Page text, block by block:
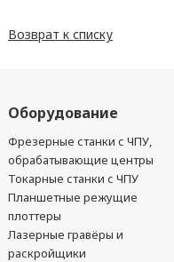
Возврат к списку
Оборудование
Фрезерные станки с ЧПУ,
обрабатывающие центры
Токарные станки с ЧПУ
Планшетные режущие
плоттеры
Лазерные гравёры и
раскройщики